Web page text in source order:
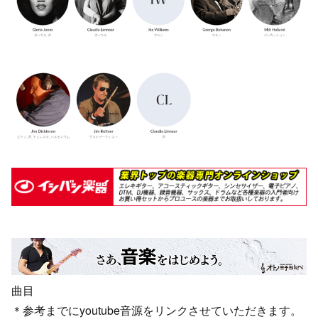
曲目
＊参考までにyoutube音源をリンクさせていただきます。